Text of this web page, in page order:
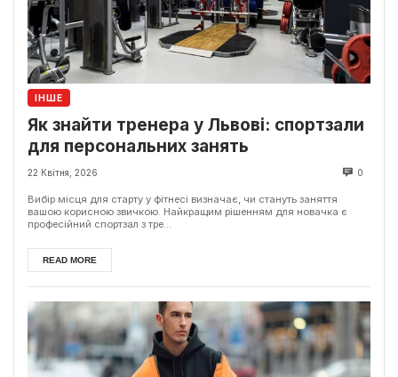
ІНШЕ
Як знайти тренера у Львові: спортзали
для персональних занять
22 Квітня, 2026 0
Вибір місця для старту у фітнесі визначає, чи стануть заняття
вашою корисною звичкою. Найкращим рішенням для новачка є
професійний спортзал з тре...
READ MORE